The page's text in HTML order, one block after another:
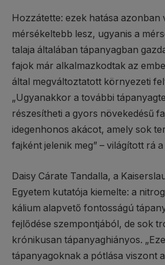
Hozzátette: ezek hatása azonban
mérsékeltebb lesz, ugyanis a
talaja általában tápanyagban
fajok már alkalmazkodtak az
által megváltoztatott környezeti
„Ugyanakkor a további
részesítheti a gyors növekedésű
idegenhonos akácot, amely sok
fajként jelenik meg” – világított rá
Daisy Cárate Tandalla, a
Egyetem kutatója kiemelte: a
kálium alapvető fontosságú
fejlődése szempontjából, de sok
krónikusan tápanyaghiányos.
tápanyagoknak a pótlása viszont